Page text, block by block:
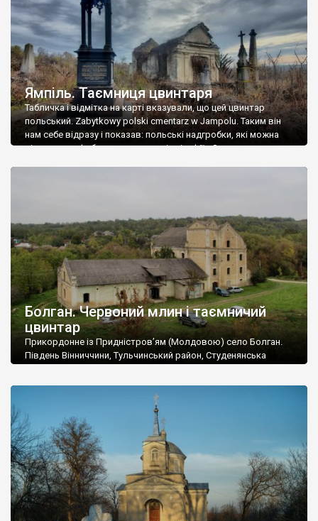
Ямпіль. Таємниця цвинтаря
Табличка і відмітка на карті вказували, що цей цвинтар
польський. Zabytkowy polski cmentarz w Jampolu. Таким він
нам себе відразу і показав: польські надгробки, які можна
віднести до фабричних, польські епітафії… Загалом цвинтар
Болган. Червоний млин і таємничий
цвинтар
Прикордонне із Придністров’ям (Молдовою) село Болган.
Південь Вінниччини, Тульчинський район, Студенянська
старовинний цвинтар із кам’яними хрестами. Всі епітафії, які
збереглися, написані кирилицею, церковнослов’янською
мовою. За всіма традиційними ознаками – цвинтар
український. Хрести датуються 19 століттям. У 1924-1940
роках Болган […]